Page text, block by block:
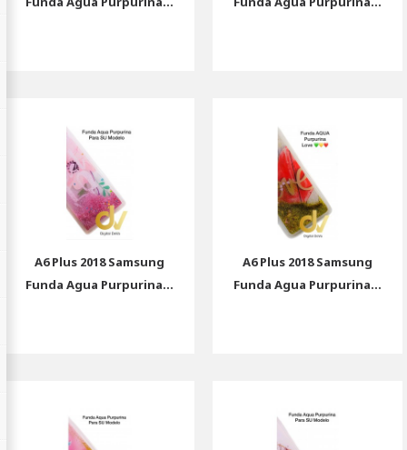
A6 Plus 2018 Samsung
Funda Agua Purpurina...
A6 Plus 2018 Samsung
Funda Agua Purpurina...